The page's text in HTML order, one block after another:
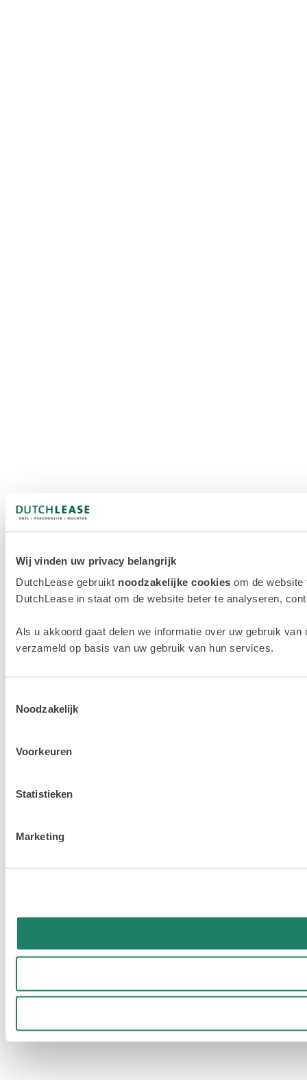
Wij vinden uw privacy belangrijk
DutchLease gebruikt noodzakelijke cookies om de
DutchLease in staat om de website beter te analyseren,
Als u akkoord gaat delen we informatie over uw gebruik
verzameld op basis van uw gebruik van hun services.
Noodzakelijk
Voorkeuren
Statistieken
Marketing